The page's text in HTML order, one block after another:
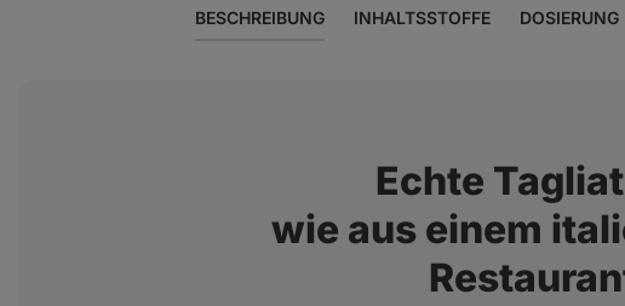
BESCHREIBUNG INHALTSSTOFFE DOSIERUNG
Echte
wie aus einem